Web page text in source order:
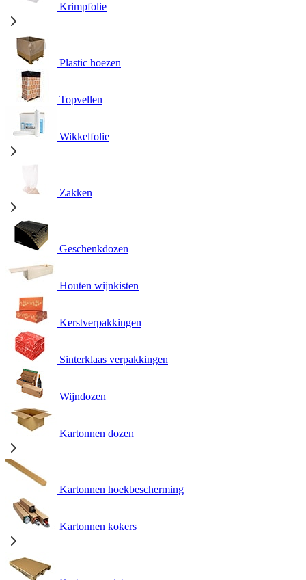
Krimpfolie
Plastic hoezen
Topvellen
Wikkelfolie
Zakken
Geschenkdozen
Houten wijnkisten
Kerstverpakkingen
Sinterklaas verpakkingen
Wijndozen
Kartonnen dozen
Kartonnen hoekbescherming
Kartonnen kokers